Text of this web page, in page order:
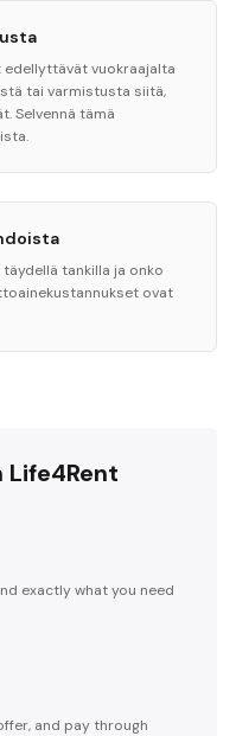
vuokraajalta
tai varmistusta siitä,
Selvennä tämä
tankilla ja onko
ovat
Life4Rent
exactly what you need
and pay through